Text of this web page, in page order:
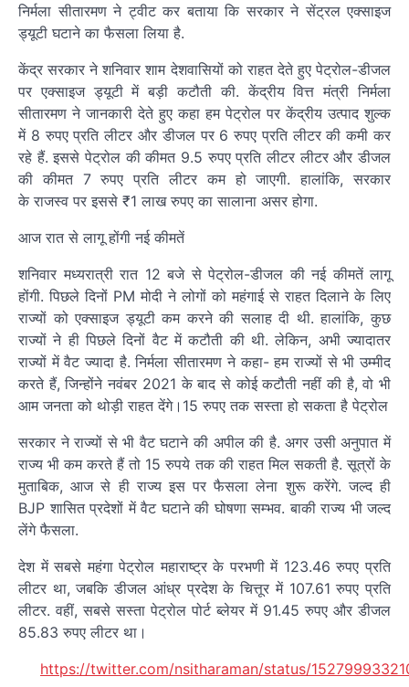
निर्मला सीतारमण ने ट्वीट कर बताया कि सरकार ने सेंट्रल एक्साइज
ड्यूटी घटाने का फैसला लिया है.
केंद्र सरकार ने शनिवार शाम देशवासियों को राहत देते हुए पेट्रोल-डीजल
पर एक्साइज ड्यूटी में बड़ी कटौती की. केंद्रीय वित्त मंत्री निर्मला
सीतारमण ने जानकारी देते हुए कहा हम पेट्रोल पर केंद्रीय उत्पाद शुल्क
में 8 रुपए प्रति लीटर और डीजल पर 6 रुपए प्रति लीटर की कमी कर
रहे हैं. इससे पेट्रोल की कीमत 9.5 रुपए प्रति लीटर लीटर और डीजल
की कीमत 7 रुपए प्रति लीटर कम हो जाएगी. हालांकि, सरकार
के राजस्व पर इससे ₹1 लाख रुपए का सालाना असर होगा.
आज रात से लागू होंगी नई कीमतें
शनिवार मध्यरात्री रात 12 बजे से पेट्रोल-डीजल की नई कीमतें लागू
होंगी. पिछले दिनों PM मोदी ने लोगों को महंगाई से राहत दिलाने के लिए
राज्यों को एक्साइज ड्यूटी कम करने की सलाह दी थी. हालांकि, कुछ
राज्यों ने ही पिछले दिनों वैट में कटौती की थी. लेकिन, अभी ज्यादातर
राज्यों में वैट ज्यादा है. निर्मला सीतारमण ने कहा- हम राज्यों से भी उम्मीद
करते हैं, जिन्होंने नवंबर 2021 के बाद से कोई कटौती नहीं की है, वो भी
आम जनता को थोड़ी राहत देंगे।15 रुपए तक सस्ता हो सकता है पेट्रोल
सरकार ने राज्यों से भी वैट घटाने की अपील की है. अगर उसी अनुपात में
राज्य भी कम करते हैं तो 15 रुपये तक की राहत मिल सकती है. सूत्रों के
मुताबिक, आज से ही राज्य इस पर फैसला लेना शुरू करेंगे. जल्द ही
BJP शासित प्रदेशों में वैट घटाने की घोषणा सम्भव. बाकी राज्य भी जल्द
लेंगे फैसला.
देश में सबसे महंगा पेट्रोल महाराष्ट्र के परभणी में 123.46 रुपए प्रति
लीटर था, जबकि डीजल आंध्र प्रदेश के चित्तूर में 107.61 रुपए प्रति
लीटर. वहीं, सबसे सस्ता पेट्रोल पोर्ट ब्लेयर में 91.45 रुपए और डीजल
85.83 रुपए लीटर था।
https://twitter.com/nsitharaman/status/